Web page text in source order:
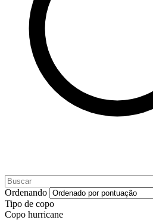
Ordenando
Tipo de copo
Copo hurricane